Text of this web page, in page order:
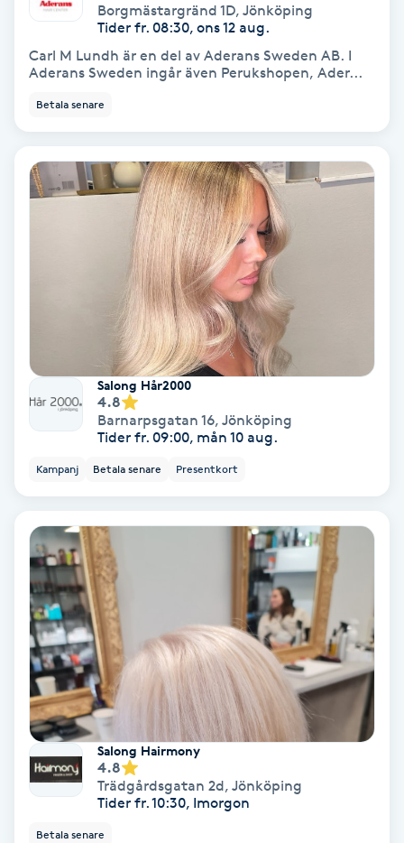
Fotmassage
Fotsvamp
Fransar
Fransförlängning
Fransförlängning Megavolym
Fransförlängning Volym
Fransk manikyr
Fransrengöring
Frekvensterapi
Friskvård
Friskvårdsmassage
Frisör
Funktionsanalys
Färgning
Borgmästargränd 1D, Jönköping
Tider fr. 08:30, ons 12 aug.
Carl M Lundh är en del av Aderans Sweden AB. I
Aderans Sweden ingår även Perukshopen, Ader...
Betala senare
Salong Hår2000
4.8
Barnarpsgatan 16, Jönköping
Tider fr. 09:00, mån 10 aug.
Kampanj Betala senare Presentkort
Salong Hairmony
4.8
Trädgårdsgatan 2d, Jönköping
Tider fr. 10:30, Imorgon
Betala senare